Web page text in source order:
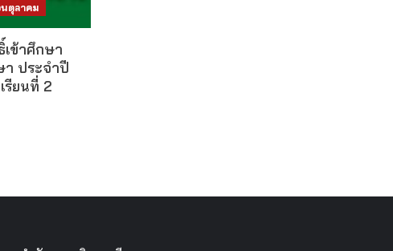
นตุลาคม
เข้าศึกษา
ประจำปี
รียนที่ 2